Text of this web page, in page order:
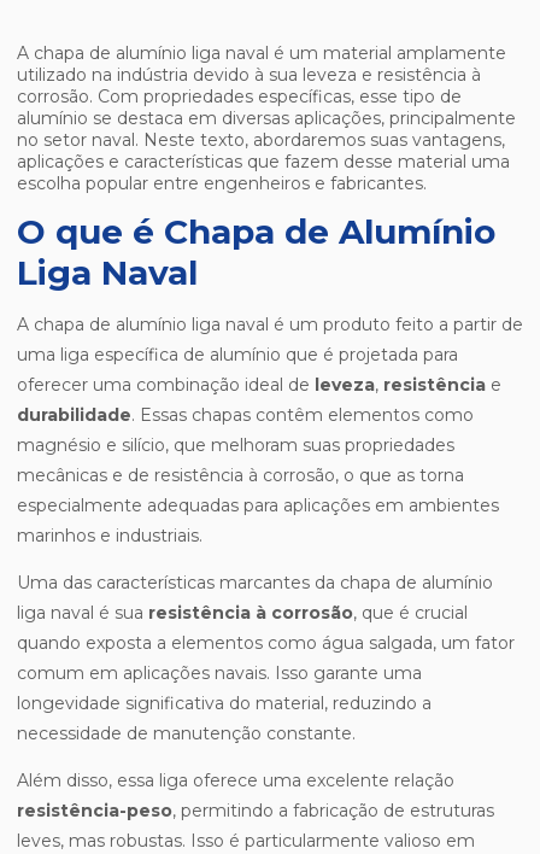
A chapa de alumínio liga naval é um material amplamente
utilizado na indústria devido à sua leveza e resistência à
corrosão. Com propriedades específicas, esse tipo de
alumínio se destaca em diversas aplicações, principalmente
no setor naval. Neste texto, abordaremos suas vantagens,
aplicações e características que fazem desse material uma
escolha popular entre engenheiros e fabricantes.
O que é Chapa de Alumínio
Liga Naval
A chapa de alumínio liga naval é um produto feito a partir de
uma liga específica de alumínio que é projetada para
oferecer uma combinação ideal de leveza, resistência e
durabilidade. Essas chapas contêm elementos como
magnésio e silício, que melhoram suas propriedades
mecânicas e de resistência à corrosão, o que as torna
especialmente adequadas para aplicações em ambientes
marinhos e industriais.
Uma das características marcantes da chapa de alumínio
liga naval é sua resistência à corrosão, que é crucial
quando exposta a elementos como água salgada, um fator
comum em aplicações navais. Isso garante uma
longevidade significativa do material, reduzindo a
necessidade de manutenção constante.
Além disso, essa liga oferece uma excelente relação
resistência-peso, permitindo a fabricação de estruturas
leves, mas robustas. Isso é particularmente valioso em